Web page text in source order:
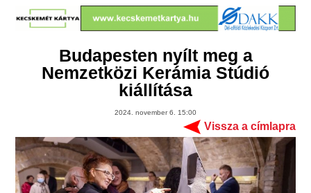
Budapesten nyílt meg a
Nemzetközi Kerámia Stúdió
kiállítása
2024. november 6. 15:00
Vissza a címlapra